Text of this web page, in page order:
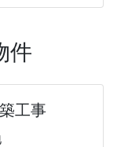
件
工事